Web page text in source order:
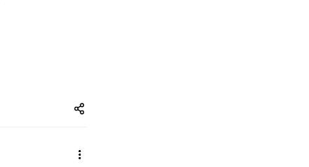
Share
zuto.vn